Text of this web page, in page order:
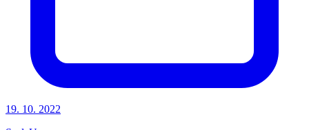
19. 10. 2022